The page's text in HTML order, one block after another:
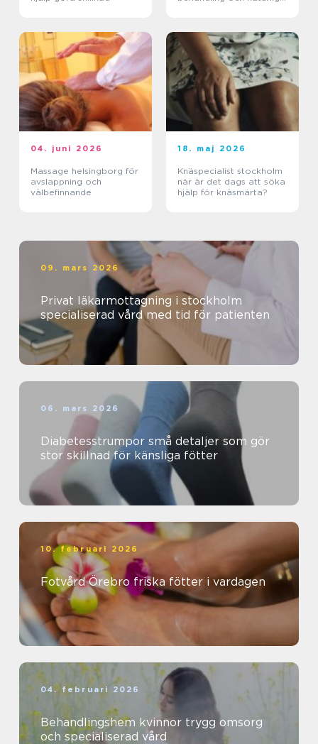
04. juni 2026
Massage helsingborg för
avslappning och
välbefinnande
18. maj 2026
Knäspecialist stockholm
när är det dags att söka
hjälp för knäsmärta?
09. mars 2026
Privat läkarmottagning i stockholm
specialiserad vård med tid för patienten
06. mars 2026
Diabetesstrumpor små detaljer som gör
stor skillnad för känsliga fötter
10. februari 2026
Fotvård Örebro friska fötter i vardagen
04. februari 2026
Behandlingshem kvinnor trygg omsorg
och specialiserad vård